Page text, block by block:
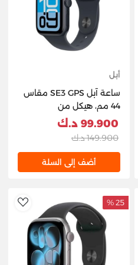
أبل
ساعة آبل SE3 GPS مقاس
44 مم، هيكل من
الألومنيوم، لون أسود،
مقاس متوسط/كبير
99.900 د.ك
149.900 د.ك
أضف إلى السلة
25 %